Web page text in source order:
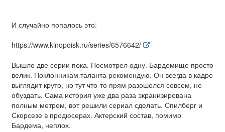
И случайно попалось это:
https://www.kinopoisk.ru/series/6576642/
Вышло две серии пока. Посмотрел одну. Бардемище просто
велик. Поклонникам таланта рекомендую. Он всегда в кадре
выглядит круто, но тут что-то прям разошелся совсем, не
обуздать. Сама история уже два раза экранизирована
полным метром, вот решили сериал сделать. Спилберг и
Скорсезе в продюсерах. Актерский состав, помимо
Бардема, неплох.